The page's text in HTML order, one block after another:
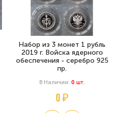
Набор из 3 монет 1 рубль
2019 г. Войска ядерного
обеспечения - серебро 925
пр.
В Наличии: 0 Шт.
0 ₽